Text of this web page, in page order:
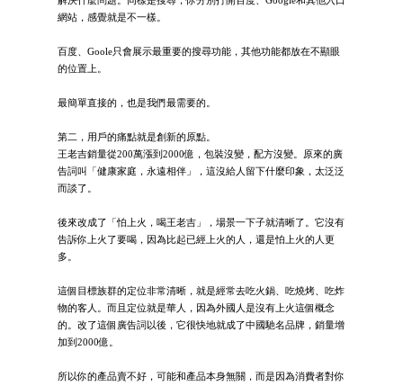
網站，感覺就是不一樣。
百度、Goole只會展示最重要的搜尋功能，其他功能都放在不顯眼
的位置上。
最簡單直接的，也是我們最需要的。
第二，用戶的痛點就是創新的原點。
王老吉銷量從200萬漲到2000億，包裝沒變，配方沒變。原來的廣
告詞叫「健康家庭，永遠相伴」，這沒給人留下什麼印象，太泛泛
而談了。
後來改成了「怕上火，喝王老吉」，場景一下子就清晰了。它沒有
告訴你上火了要喝，因為比起已經上火的人，還是怕上火的人更
多。
這個目標族群的定位非常清晰，就是經常去吃火鍋、吃燒烤、吃炸
物的客人。而且定位就是華人，因為外國人是沒有上火這個概念
的。改了這個廣告詞以後，它很快地就成了中國馳名品牌，銷量增
加到2000億。
所以你的產品賣不好，可能和產品本身無關，而是因為消費者對你